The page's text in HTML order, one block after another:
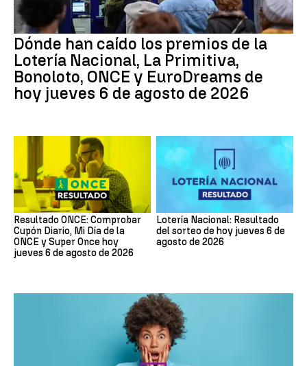
Dónde han caído los premios de la
Lotería Nacional, La Primitiva,
Bonoloto, ONCE y EuroDreams de
hoy jueves 6 de agosto de 2026
Resultado ONCE: Comprobar
Cupón Diario, Mi Día de la
ONCE y Super Once hoy
jueves 6 de agosto de 2026
Lotería Nacional: Resultado
del sorteo de hoy jueves 6 de
agosto de 2026